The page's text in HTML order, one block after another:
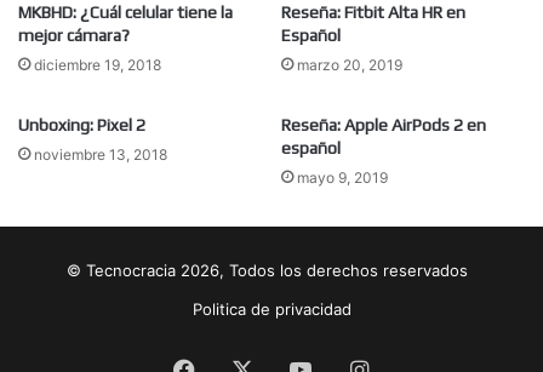
MKBHD: ¿Cuál celular tiene la
mejor cámara?
diciembre 19, 2018
Reseña: Fitbit Alta HR en
Español
marzo 20, 2019
Unboxing: Pixel 2
noviembre 13, 2018
Reseña: Apple AirPods 2 en
español
mayo 9, 2019
© Tecnocracia 2026, Todos los derechos reservados
Politica de privacidad